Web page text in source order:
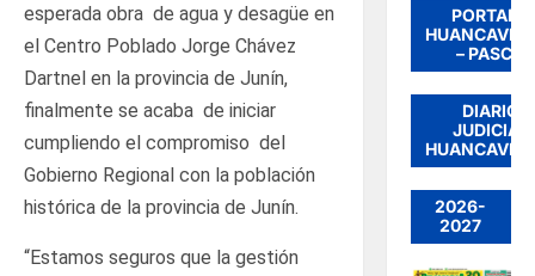
esperada obra de agua y desagüe en
el Centro Poblado Jorge Chávez
Dartnel en la provincia de Junín,
finalmente se acaba de iniciar
cumpliendo el compromiso del
Gobierno Regional con la población
histórica de la provincia de Junín.
“Estamos seguros que la gestión
PORTADA
– PASCO
DIARIO
JUDICIAL
2026-
2027